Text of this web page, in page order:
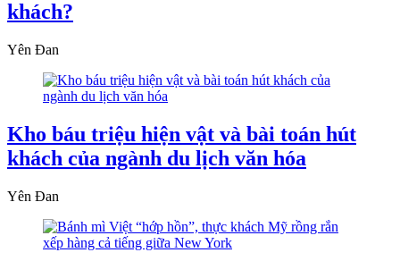
khách?
Yên Đan
Kho báu triệu hiện vật và bài toán hút
khách của ngành du lịch văn hóa
Yên Đan